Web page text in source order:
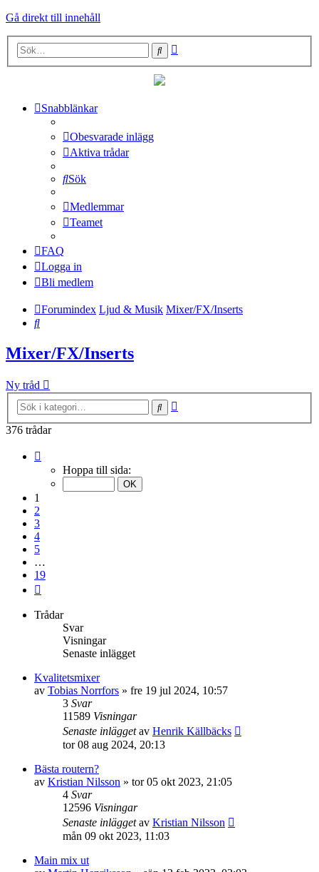
Gå direkt till innehåll
Sök
Snabblänkar
Obesvarade inlägg
Aktiva trådar
Sök
Medlemmar
Teamet
FAQ
Logga in
Bli medlem
Forumindex Ljud & Musik Mixer/FX/Inserts
Sök
Mixer/FX/Inserts
Ny tråd
Sök
376 trådar
Hoppa till sida:
1
2
3
4
5
…
19
Trådar
Svar
Visningar
Senaste inlägget
Kvalitetsmixer
av Tobias Norrfors » fre 19 jul 2024, 10:57
3 Svar
11589 Visningar
Senaste inläggetav Henrik Källbäcks
tor 08 aug 2024, 20:13
Bästa routern?
av Kristian Nilsson » tor 05 okt 2023, 21:05
4 Svar
12596 Visningar
Senaste inläggetav Kristian Nilsson
mån 09 okt 2023, 11:03
Main mix ut